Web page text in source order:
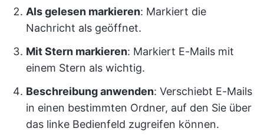
Als gelesen markieren: Markiert die
Nachricht als geöffnet.
Mit Stern markieren: Markiert E-Mails mit
einem Stern als wichtig.
Beschreibung anwenden: Verschiebt E-Mails
in einen bestimmten Ordner, auf den Sie über
das linke Bedienfeld zugreifen können.